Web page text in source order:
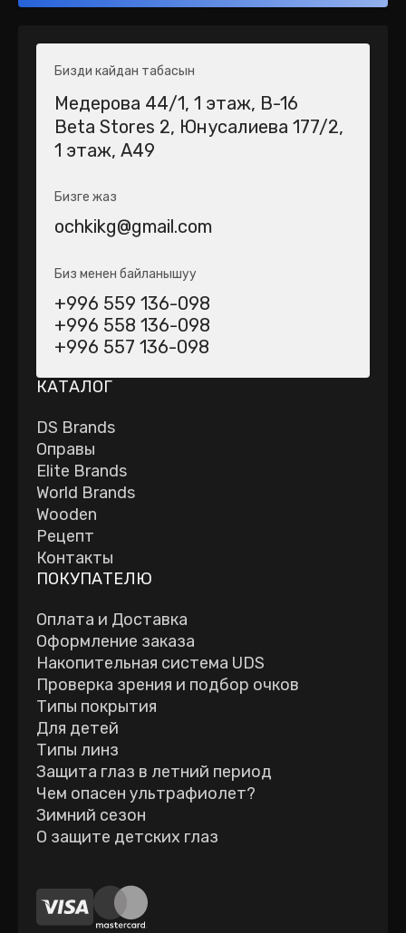
Бизди кайдан табасын
Медерова 44/1​, 1 этаж, В-16
Beta Stores 2​, Юнусалиева 177/2,
1 этаж, А49
Бизге жаз
ochkikg@gmail.com
Биз менен байланышуу
+996 559 136-098
+996 558 136-098
+996 557 136-098
КАТАЛОГ
DS Brands
Оправы
Elite Brands
World Brands
Wooden
Рецепт
Контакты
ПОКУПАТЕЛЮ
Оплата и Доставка
Оформление заказа
Накопительная система UDS
Проверка зрения и подбор очков
Типы покрытия
Для детей
Типы линз
Защита глаз в летний период
Чем опасен ультрафиолет?
Зимний сезон
О защите детских глаз